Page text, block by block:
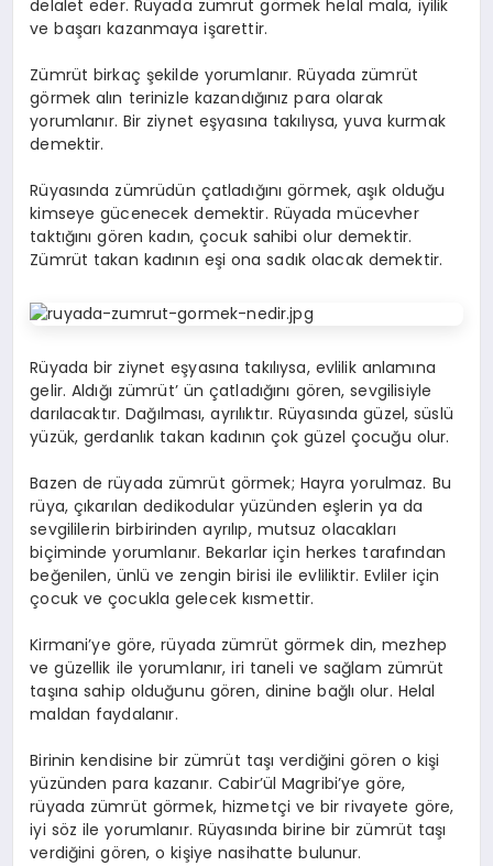
delalet eder. Rüyada zümrüt görmek helal mala, iyilik
ve başarı kazanmaya işarettir.
Zümrüt birkaç şekilde yorumlanır. Rüyada zümrüt
görmek alın terinizle kazandığınız para olarak
yorumlanır. Bir ziynet eşyasına takılıysa, yuva kurmak
demektir.
Rüyasında zümrüdün çatladığını görmek, aşık olduğu
kimseye gücenecek demektir. Rüyada mücevher
taktığını gören kadın, çocuk sahibi olur demektir.
Zümrüt takan kadının eşi ona sadık olacak demektir.
Rüyada bir ziynet eşyasına takılıysa, evlilik anlamına
gelir. Aldığı zümrüt’ ün çatladığını gören, sevgilisiyle
darılacaktır. Dağılması, ayrılıktır. Rüyasında güzel, süslü
yüzük, gerdanlık takan kadının çok güzel çocuğu olur.
Bazen de rüyada zümrüt görmek; Hayra yorulmaz. Bu
rüya, çıkarılan dedikodular yüzünden eşlerin ya da
sevgililerin birbirinden ayrılıp, mutsuz olacakları
biçiminde yorumlanır. Bekarlar için herkes tarafından
beğenilen, ünlü ve zengin birisi ile evliliktir. Evliler için
çocuk ve çocukla gelecek kısmettir.
Kirmani’ye göre, rüyada zümrüt görmek din, mezhep
ve güzellik ile yorumlanır, iri taneli ve sağlam zümrüt
taşına sahip olduğunu gören, dinine bağlı olur. Helal
maldan faydalanır.
Birinin kendisine bir zümrüt taşı verdiğini gören o kişi
yüzünden para kazanır. Cabir’ül Magribi’ye göre,
rüyada zümrüt görmek, hizmetçi ve bir rivayete göre,
iyi söz ile yorumlanır. Rüyasında birine bir zümrüt taşı
verdiğini gören, o kişiye nasihatte bulunur.